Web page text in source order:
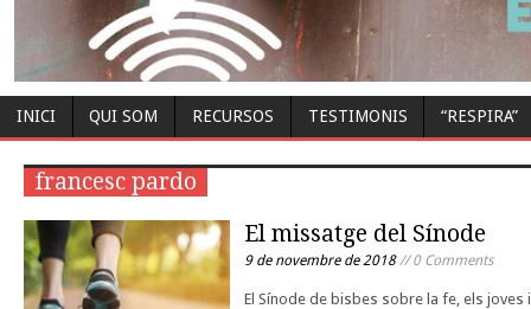
INICI QUI SOM RECURSOS TESTIMONIS “RESPIRA”
francesc pardo
El missatge del Sínode
9 de novembre de 2018// 0 Comments
El Sínode de bisbes sobre la fe, els joves